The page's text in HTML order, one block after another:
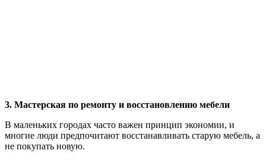
3. Мастерская по ремонту и восстановлению мебели
В маленьких городах часто важен принцип экономии, и
многие люди предпочитают восстанавливать старую мебель, а
не покупать новую.